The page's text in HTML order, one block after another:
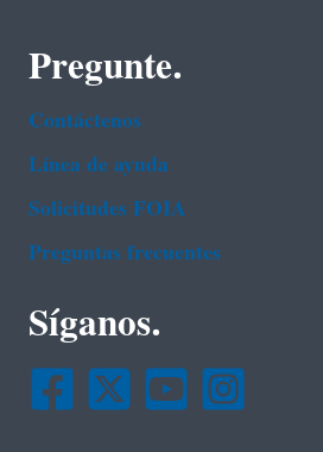
Pregunte.
Contáctenos
Línea de ayuda
Solicitudes FOIA
Preguntas frecuentes
Síganos.